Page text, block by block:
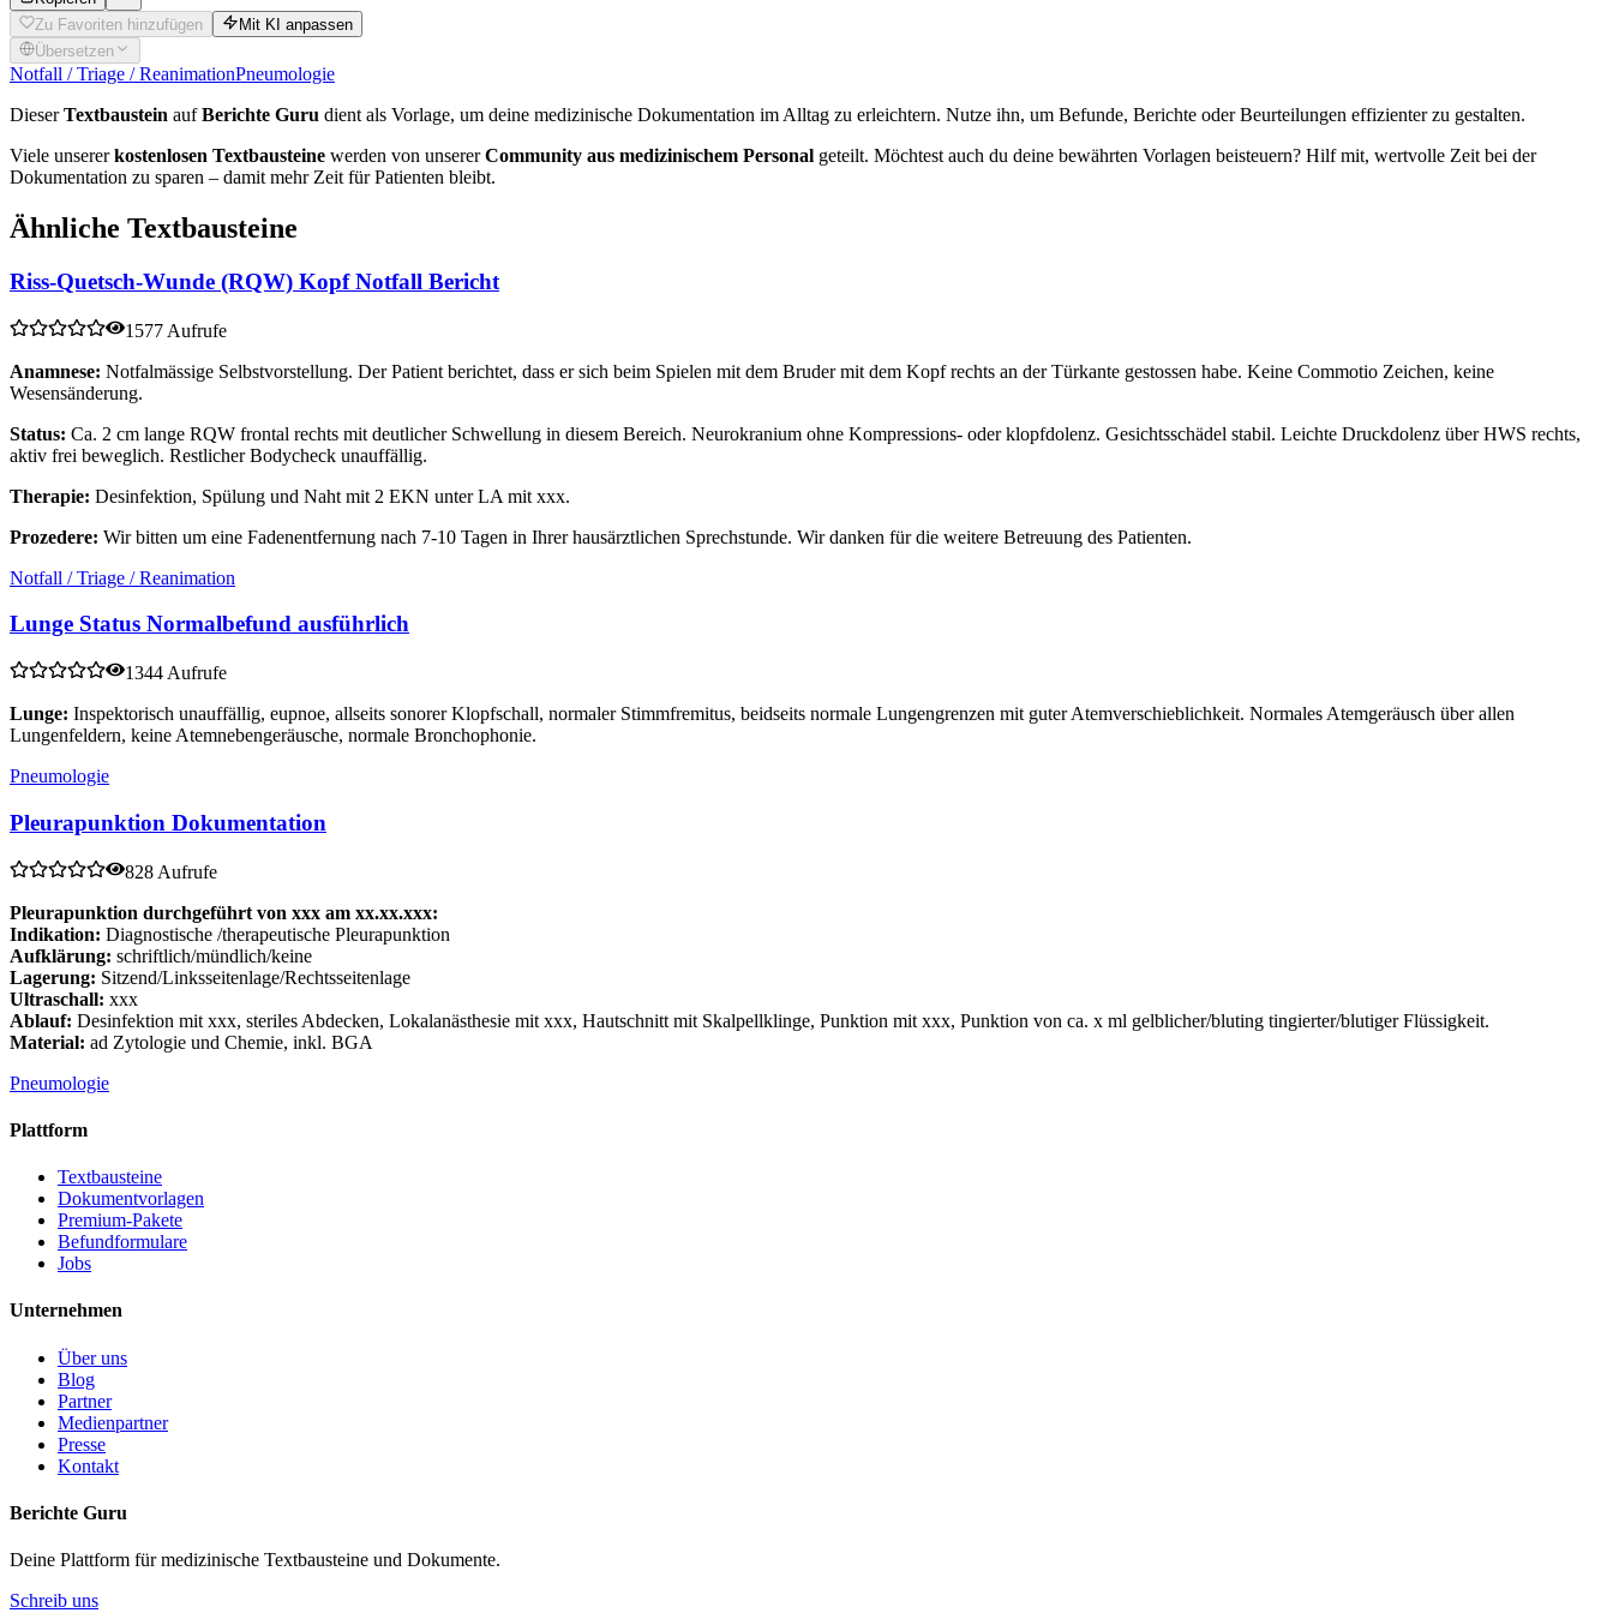
Zu Favoriten hinzufügen
Mit KI anpassen
Übersetzen
Notfall / Triage / ReanimationPneumologie
DieserTextbaustein aufBerichte Guru dient als Vorlage, um deine medizinische Dokumentation im Alltag zu erleichtern. Nutze ihn, um Befunde, Berichte oder Beurteilungen effizienter zu gestalten.
Viele unsererkostenlosen Textbausteine werden von unsererCommunity aus medizinischem Personal geteilt. Möchtest auch du deine bewährten Vorlagen beisteuern? Hilf mit, wertvolle Zeit bei der
Dokumentation zu sparen – damit mehr Zeit für Patienten bleibt.
Ähnliche Textbausteine
Riss-Quetsch-Wunde (RQW) Kopf Notfall Bericht
1577 Aufrufe
Anamnese: Notfalmässige Selbstvorstellung. Der Patient berichtet, dass er sich beim Spielen mit dem Bruder mit dem Kopf rechts an der Türkante gestossen habe. Keine Commotio Zeichen, keine
Wesensänderung.
Status: Ca. 2 cm lange RQW frontal rechts mit deutlicher Schwellung in diesem Bereich. Neurokranium ohne Kompressions- oder klopfdolenz. Gesichtsschädel stabil. Leichte Druckdolenz über HWS rechts,
aktiv frei beweglich. Restlicher Bodycheck unauffällig.
Therapie: Desinfektion, Spülung und Naht mit 2 EKN unter LA mit xxx.
Prozedere: Wir bitten um eine Fadenentfernung nach 7-10 Tagen in Ihrer hausärztlichen Sprechstunde. Wir danken für die weitere Betreuung des Patienten.
Notfall / Triage / Reanimation
Lunge Status Normalbefund ausführlich
1344 Aufrufe
Lunge: Inspektorisch unauffällig, eupnoe, allseits sonorer Klopfschall, normaler Stimmfremitus, beidseits normale Lungengrenzen mit guter Atemverschieblichkeit. Normales Atemgeräusch über allen
Lungenfeldern, keine Atemnebengeräusche, normale Bronchophonie.
Pneumologie
Pleurapunktion Dokumentation
828 Aufrufe
Pleurapunktion durchgeführt von xxx am xx.xx.xxx:
Indikation: Diagnostische /therapeutische Pleurapunktion
Aufklärung: schriftlich/mündlich/keine
Lagerung: Sitzend/Linksseitenlage/Rechtsseitenlage
Ultraschall: xxx
Ablauf: Desinfektion mit xxx, steriles Abdecken, Lokalanästhesie mit xxx, Hautschnitt mit Skalpellklinge, Punktion mit xxx, Punktion von ca. x ml gelblicher/bluting tingierter/blutiger Flüssigkeit.
Material: ad Zytologie und Chemie, inkl. BGA
Pneumologie
Plattform
Textbausteine
Dokumentvorlagen
Premium-Pakete
Befundformulare
Jobs
Unternehmen
Über uns
Blog
Partner
Medienpartner
Presse
Kontakt
Berichte Guru
Deine Plattform für medizinische Textbausteine und Dokumente.
Schreib uns